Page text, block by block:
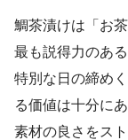
鯛茶漬けは「お
最も説得力のある
特別な日の締め
る価値は十分にあ
素材の良さをス